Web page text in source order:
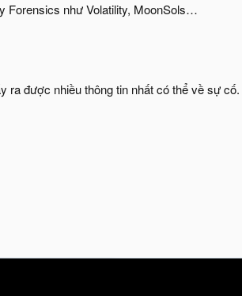
Forensics như Volatility, MoonSols…
ra được nhiều thông tin nhất có thể về sự cố.